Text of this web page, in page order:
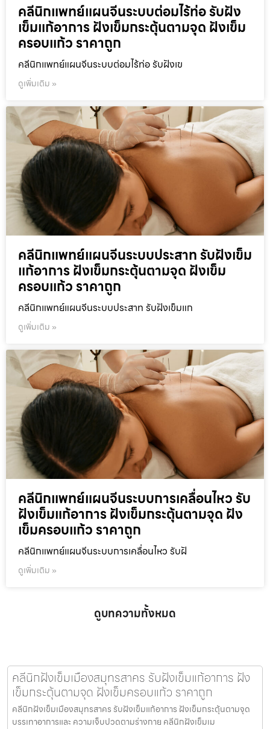
คลีนิกแพทย์แผนจีนระบบต่อมไร้ท่อ รับฝัง
เข็มแก้อาการ ฝังเข็มกระตุ้นตามจุด ฝังเข็ม
ครอบแก้ว ราคาถูก
คลีนิกแพทย์แผนจีนระบบต่อมไร้ท่อ รับฝังเข
ดูเพิ่มเติม »
คลีนิกแพทย์แผนจีนระบบประสาท รับฝังเข็ม
แก้อาการ ฝังเข็มกระตุ้นตามจุด ฝังเข็ม
ครอบแก้ว ราคาถูก
คลีนิกแพทย์แผนจีนระบบประสาท รับฝังเข็มแก
ดูเพิ่มเติม »
คลีนิกแพทย์แผนจีนระบบการเคลื่อนไหว รับ
ฝังเข็มแก้อาการ ฝังเข็มกระตุ้นตามจุด ฝัง
เข็มครอบแก้ว ราคาถูก
คลีนิกแพทย์แผนจีนระบบการเคลื่อนไหว รับฝั
ดูเพิ่มเติม »
ดูบทความทั้งหมด
คลีนิกฝังเข็มเมืองสมุทรสาคร รับฝังเข็มแก้อาการ ฝัง
เข็มกระตุ้นตามจุด ฝังเข็มครอบแก้ว ราคาถูก
คลีนิกฝังเข็มเมืองสมุทรสาคร รับฝังเข็มแก้อาการ ฝังเข็มกระตุ้นตามจุด
บรรเทาอาการและ ความเจ็บปวดตามร่างกาย คลีนิกฝังเข็มเม